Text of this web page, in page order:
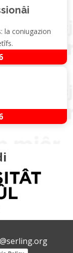
la coniugazion